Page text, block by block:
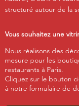
structuré autour de la
Vous souhaitez une
Nous réalisons des
mesure pour les
restaurants à Paris.
Cliquez sur le bouton
à notre formulaire de